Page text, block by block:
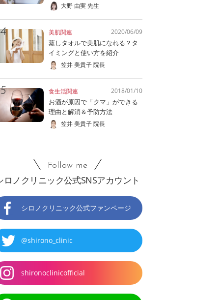
大野 由実 先生
美肌関連 2020/06/09
蒸しタオルで美肌になれる？タ
イミングと使い方を紹介
笠井 美貴子 院長
食生活関連 2018/01/10
お酒が原因で「クマ」ができる
理由と解消＆予防方法
笠井 美貴子 院長
Follow me
ロノクリニック公式SNSアカウント
シロノクリニック公式ファンページ
@shirono_clinic
shironoclinicofficial